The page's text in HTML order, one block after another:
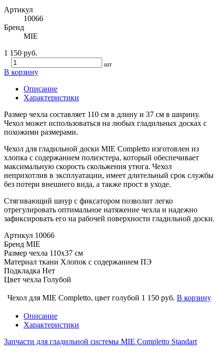
Артикул
10066
Бренд
MIE
1 150 руб.
шт
В корзину
Описание
Характеристики
Размер чехла составляет 110 см в длину и 37 см в ширину.
Чехол может использоваться на любых гладильных досках с
похожими размерами.
Чехол для гладильной доски MIE Completto изготовлен из
хлопка с содержанием полиэстера, который обеспечивает
максимальную скорость скольжения утюга. Чехол
неприхотлив в эксплуатации, имеет длительный срок службы
без потери внешнего вида, а также прост в уходе.
Стягивающий шнур с фиксатором позволит легко
отрегулировать оптимальное натяжение чехла и надежно
зафиксировать его на рабочей поверхности гладильной доски.
Артикул 10066
Бренд MIE
Размер чехла 110x37 см
Материал ткани Хлопок с содержанием ПЭ
Подкладка Нет
Цвет чехла Голубой
Чехол для MIE Completto, цвет голубой 1 150 руб. В корзину
Описание
Характеристики
Запчасти для гладильной системы MIE Completto Standart